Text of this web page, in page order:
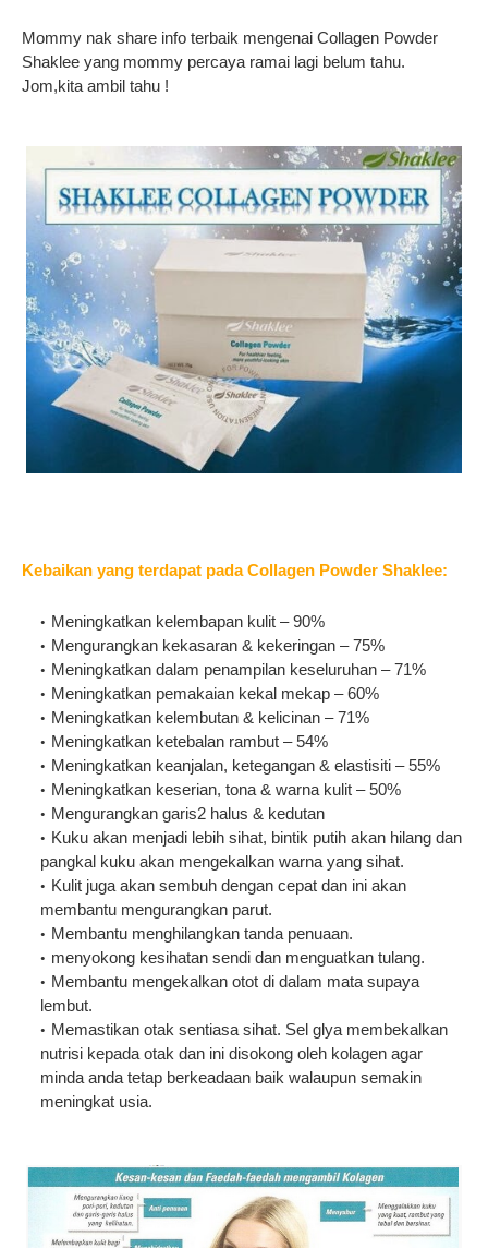
Mommy nak share info terbaik mengenai Collagen Powder
Shaklee yang mommy percaya ramai lagi belum tahu.
Jom,kita ambil tahu !
Kebaikan yang terdapat pada Collagen Powder Shaklee:
Meningkatkan kelembapan kulit – 90%
Mengurangkan kekasaran & kekeringan – 75%
Meningkatkan dalam penampilan keseluruhan – 71%
Meningkatkan pemakaian kekal mekap – 60%
Meningkatkan kelembutan & kelicinan – 71%
Meningkatkan ketebalan rambut – 54%
Meningkatkan keanjalan, ketegangan & elastisiti – 55%
Meningkatkan keserian, tona & warna kulit – 50%
Mengurangkan garis2 halus & kedutan
Kuku akan menjadi lebih sihat, bintik putih akan hilang dan
pangkal kuku akan mengekalkan warna yang sihat.
Kulit juga akan sembuh dengan cepat dan ini akan
membantu mengurangkan parut.
Membantu menghilangkan tanda penuaan.
menyokong kesihatan sendi dan menguatkan tulang.
Membantu mengekalkan otot di dalam mata supaya
lembut.
Memastikan otak sentiasa sihat. Sel glya membekalkan
nutrisi kepada otak dan ini disokong oleh kolagen agar
minda anda tetap berkeadaan baik walaupun semakin
meningkat usia.